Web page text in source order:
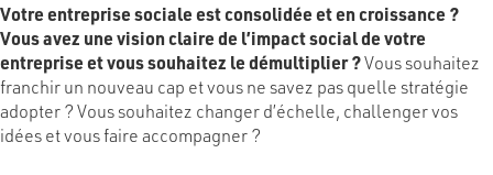
Votre entreprise sociale est consolidée et en croissance ?
Vous avez une vision claire de l’impact social de votre
entreprise et vous souhaitez le démultiplier ?Vous souhaitez
franchir un nouveau cap et vous ne savez pas quelle stratégie
adopter ? Vous souhaitez changer d’échelle, challenger vos
idées et vous faire accompagner ?